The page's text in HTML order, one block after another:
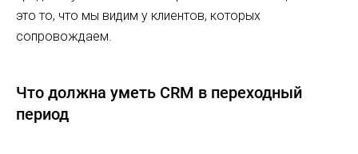
это то, что мы видим у клиентов, которых
сопровождаем.
Что должна уметь CRM в переходный
период